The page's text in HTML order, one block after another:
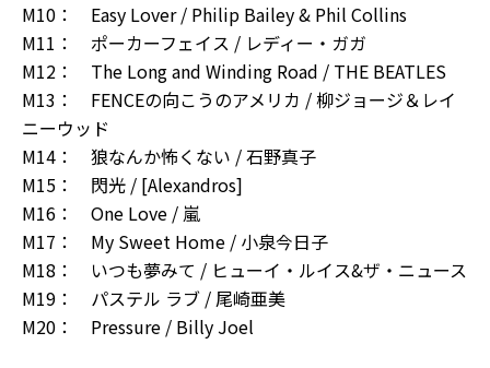
M10： Easy Lover / Philip Bailey & Phil Collins
M11： ポーカーフェイス / レディー・ガガ
M12： The Long and Winding Road / THE BEATLES
M13： FENCEの向こうのアメリカ / 柳ジョージ＆レイ
ニーウッド
M14： 狼なんか怖くない / 石野真子
M15： 閃光 / [Alexandros]
M16： One Love / 嵐
M17： My Sweet Home / 小泉今日子
M18： いつも夢みて / ヒューイ・ルイス&ザ・ニュース
M19： パステル ラブ / 尾崎亜美
M20： Pressure / Billy Joel